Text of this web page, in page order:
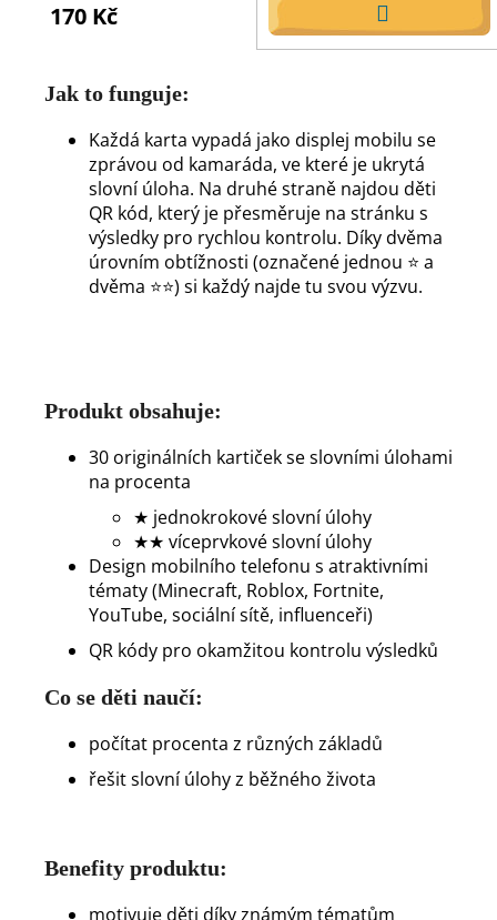
170 Kč
DO
KOŠÍKU
Jak to funguje:
Každá karta vypadá jako displej mobilu se
zprávou od kamaráda, ve které je ukrytá
slovní úloha. Na druhé straně najdou děti
QR kód, který je přesměruje na stránku s
výsledky pro rychlou kontrolu. Díky dvěma
úrovním obtížnosti (označené jednou ⭐ a
dvěma ⭐⭐) si každý najde tu svou výzvu.
Produkt obsahuje:
30 originálních kartiček se slovními úlohami
na procenta
★ jednokrokové slovní úlohy
★★ víceprvkové slovní úlohy
Design mobilního telefonu s atraktivními
tématy (Minecraft, Roblox, Fortnite,
YouTube, sociální sítě, influenceři)
QR kódy pro okamžitou kontrolu výsledků
Co se děti naučí:
počítat procenta z různých základů
řešit slovní úlohy z běžného života
Benefity produktu:
motivuje děti díky známým tématům